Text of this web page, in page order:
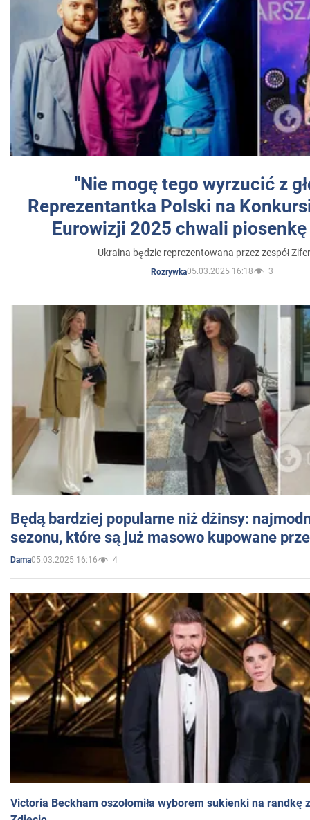
"Nie mogę tego wyrzucić z
Reprezentantka Polski na
Eurowizji 2025 chwali
Ukraina będzie reprezentowana przez zespół
Rozrywka05.03.2025 16:18 3
Będą bardziej popularne niż dżinsy:
sezonu, które są już masowo kupowane
Dama05.03.2025 16:16 4
Victoria Beckham oszołomiła wyborem sukienki na randkę